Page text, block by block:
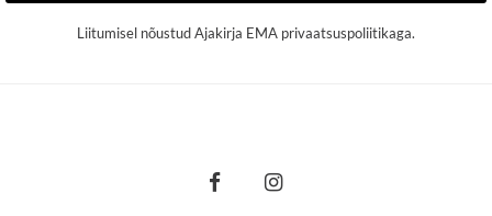
Liitumisel nõustud Ajakirja EMA privaatsuspoliitikaga.